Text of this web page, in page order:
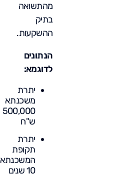
מהתשואה
בתיק
ההשקעות.
הנתונים
לדוגמא:
יתרת
משכנתא
500,000
ש"ח
יתרת
תקופת
המשכנתא
10 שנים